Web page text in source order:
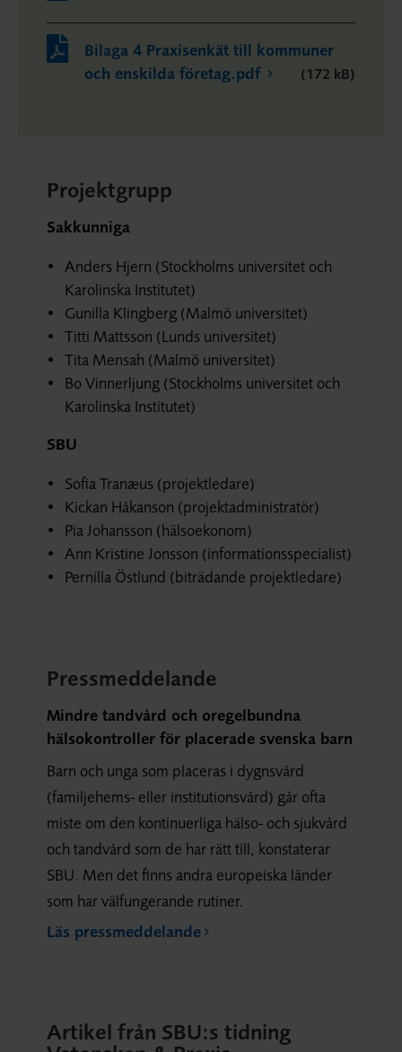
Bilaga 4 Praxisenkät till kommuner
och enskilda företag.pdf
(172 kB)
Projektgrupp
Sakkunniga
Anders Hjern (Stockholms universitet och
Karolinska Institutet)
Gunilla Klingberg (Malmö universitet)
Titti Mattsson (Lunds universitet)
Tita Mensah (Malmö universitet)
Bo Vinnerljung (Stockholms universitet och
Karolinska Institutet)
SBU
Sofia Tranæus (projektledare)
Kickan Håkanson (projektadministratör)
Pia Johansson (hälsoekonom)
Ann Kristine Jonsson (informationsspecialist)
Pernilla Östlund (biträdande projektledare)
Pressmeddelande
Mindre tandvård och oregelbundna
hälsokontroller för placerade svenska barn
Barn och unga som placeras i dygnsvård
(familjehems- eller institutionsvård) går ofta
miste om den kontinuerliga hälso- och sjukvård
och tandvård som de har rätt till, konstaterar
SBU. Men det finns andra europeiska länder
som har välfungerande rutiner.
Läs pressmeddelande
Artikel från SBU:s tidning